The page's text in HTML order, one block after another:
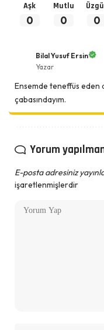
Aşk
0
Mutlu
0 0
Bilal Yusuf Ersin
Yazar
Ensemde teneffüs
çabasındayım.
Yorum
E-posta adresiniz
işaretlenmişlerdir